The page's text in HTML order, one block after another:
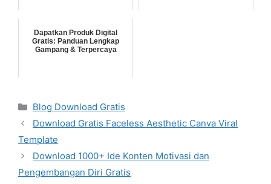
Dapatkan Produk Digital
Gratis: Panduan Lengkap
Gampang & Terpercaya
Categories
Blog Download Gratis
Download Gratis Faceless Aesthetic Canva Viral
Template
Download 1000+ Ide Konten Motivasi dan
Pengembangan Diri Gratis